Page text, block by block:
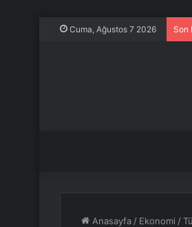
Cuma, Ağustos 7 2026 Son
Anasayfa / Ekonomi /